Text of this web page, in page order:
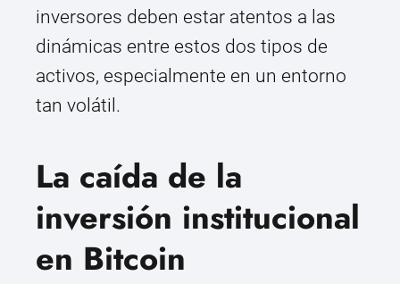
inversores deben estar atentos a las
dinámicas entre estos dos tipos de
activos, especialmente en un entorno
tan volátil.
La caída de la
inversión institucional
en Bitcoin